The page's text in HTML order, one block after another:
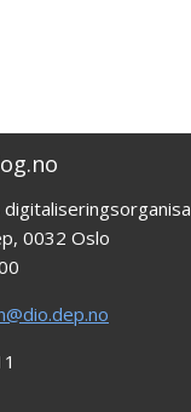
0032 Oslo